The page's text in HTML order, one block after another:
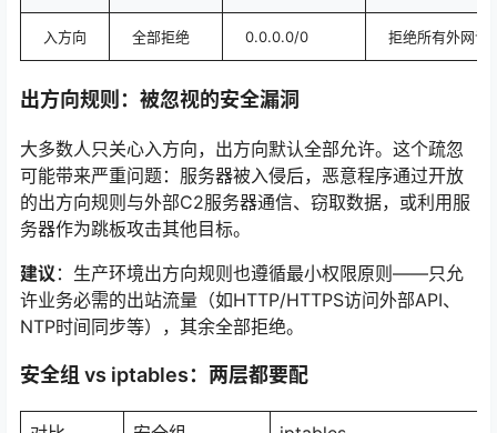
入方向 全部拒绝 0.0.0.0/0 拒绝所有外网访
出方向规则：被忽视的安全漏洞
大多数人只关心入方向，出方向默认全部允许。这个疏忽
可能带来严重问题：服务器被入侵后，恶意程序通过开放
的出方向规则与外部C2服务器通信、窃取数据，或利用服
务器作为跳板攻击其他目标。
建议 ：生产环境出方向规则也遵循最小权限原则——只允
许业务必需的出站流量（如HTTP/HTTPS访问外部API、
NTP时间同步等），其余全部拒绝。
安全组 vs iptables：两层都要配